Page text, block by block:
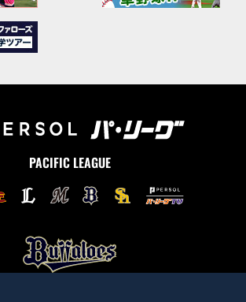
PACIFIC LEAGUE